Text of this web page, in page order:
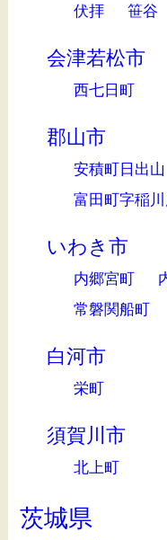
伏拝 笹谷
会津若松市
西七日町
郡山市
安積町日出山
富田町字稲
いわき市
内郷宮町
常磐関船町
白河市
栄町
須賀川市
北上町
茨城県